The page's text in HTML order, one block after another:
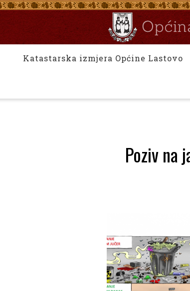
Katastarska izmjera Općine Lastovo
Poziv na